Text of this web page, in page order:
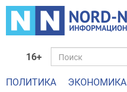
16+
ПОЛИТИКА ЭКОНОМИКА